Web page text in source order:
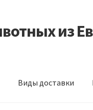
из
Виды доставки